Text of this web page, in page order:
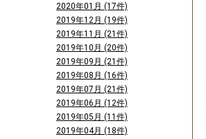
2020年01月 (17件)
2019年12月 (19件)
2019年11月 (21件)
2019年10月 (20件)
2019年09月 (21件)
2019年08月 (16件)
2019年07月 (21件)
2019年06月 (12件)
2019年05月 (11件)
2019年04月 (18件)